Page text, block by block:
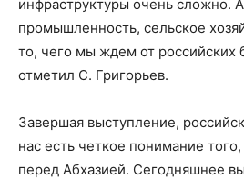
инфраструктуры очень сложно.
промышленность, сельское
то, чего мы ждем от российских
отметил С. Григорьев.
Завершая выступление,
нас есть четкое понимание того,
перед Абхазией. Сегодняшнее